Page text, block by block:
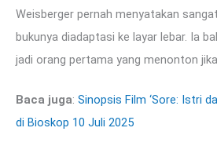
Weisberger pernah menyatakan
bukunya diadaptasi ke layar lebar. Ia
jadi orang pertama yang menonton
Baca juga: Sinopsis Film ‘Sore: Istri
di Bioskop 10 Juli 2025